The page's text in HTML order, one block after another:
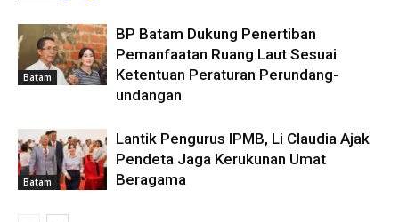
Batam
BP Batam Dukung Penertiban
Pemanfaatan Ruang Laut Sesuai
Ketentuan Peraturan Perundang-
undangan
Batam
Lantik Pengurus IPMB, Li Claudia Ajak
Pendeta Jaga Kerukunan Umat
Beragama